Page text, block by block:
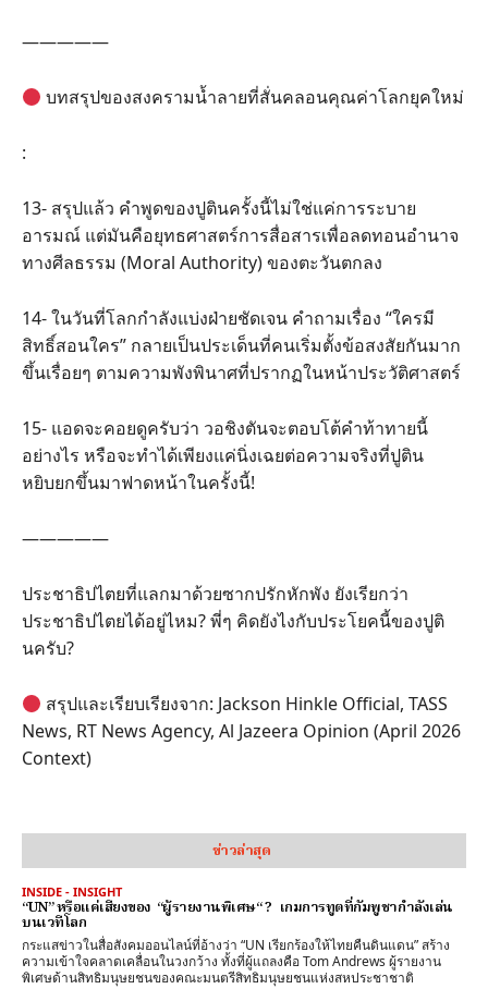
—————
บทสรุปของสงครามน้ำลายที่สั่นคลอนคุณค่าโลกยุคใหม่
:
13- สรุปแล้ว คำพูดของปูตินครั้งนี้ไม่ใช่แค่การระบาย
อารมณ์ แต่มันคือยุทธศาสตร์การสื่อสารเพื่อลดทอนอำนาจ
ทางศีลธรรม (Moral Authority) ของตะวันตกลง
14- ในวันที่โลกกำลังแบ่งฝ่ายชัดเจน คำถามเรื่อง “ใครมี
สิทธิ์สอนใคร” กลายเป็นประเด็นที่คนเริ่มตั้งข้อสงสัยกันมาก
ขึ้นเรื่อยๆ ตามความพังพินาศที่ปรากฏในหน้าประวัติศาสตร์
15- แอดจะคอยดูครับว่า วอชิงตันจะตอบโต้คำท้าทายนี้
อย่างไร หรือจะทำได้เพียงแค่นิ่งเฉยต่อความจริงที่ปูติน
หยิบยกขึ้นมาฟาดหน้าในครั้งนี้!
—————
ประชาธิปไตยที่แลกมาด้วยซากปรักหักพัง ยังเรียกว่า
ประชาธิปไตยได้อยู่ไหม? พี่ๆ คิดยังไงกับประโยคนี้ของปูติ
นครับ?
สรุปและเรียบเรียงจาก: Jackson Hinkle Official, TASS
News, RT News Agency, Al Jazeera Opinion (April 2026
Context)
ข่าวล่าสุด
INSIDE - INSIGHT
“UN” หรือแค่เสียงของ “ผู้รายงานพิเศษ“ ? เกมการทูตที่กัมพูชากำลังเล่น
บนเวทีโลก
กระแสข่าวในสื่อสังคมออนไลน์ที่อ้างว่า “UN เรียกร้องให้ไทยคืนดินแดน” สร้าง
ความเข้าใจคลาดเคลื่อนในวงกว้าง ทั้งที่ผู้แถลงคือ Tom Andrews ผู้รายงาน
พิเศษด้านสิทธิมนุษยชนของคณะมนตรีสิทธิมนุษยชนแห่งสหประชาชาติ